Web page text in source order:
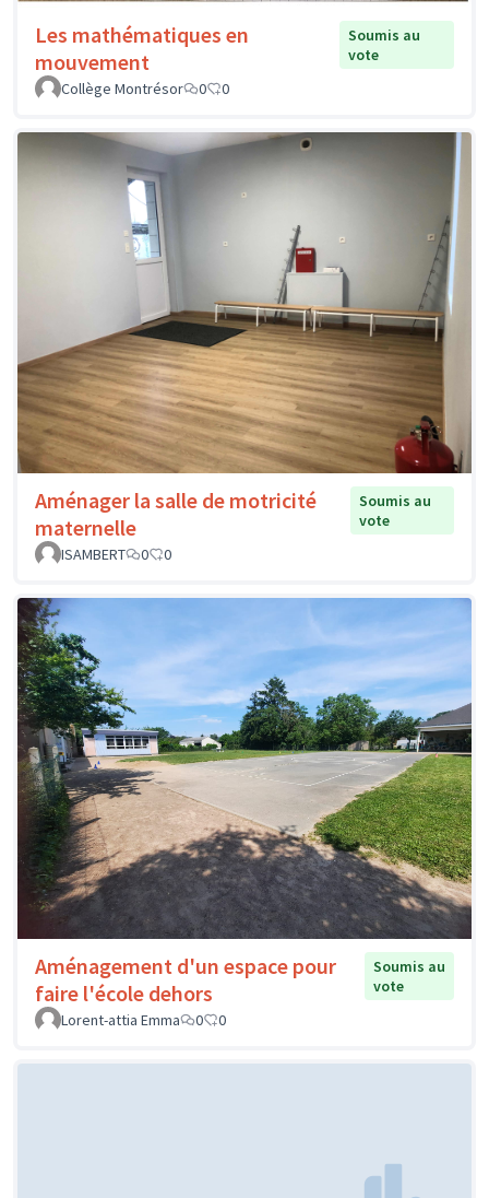
Les mathématiques en
mouvement
Soumis au
vote
Collège Montrésor
0 0
Aménager la salle de motricité
maternelle
Soumis au
vote
ISAMBERT
0 0
Aménagement d'un espace pour
faire l'école dehors
Soumis au
vote
Lorent-attia Emma
0 0